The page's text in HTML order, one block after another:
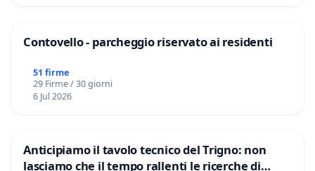
Contovello - parcheggio riservato ai residenti
51 firme
29 Firme / 30 giorni
6 Jul 2026
Anticipiamo il tavolo tecnico del Trigno: non
lasciamo che il tempo rallenti le ricerche di